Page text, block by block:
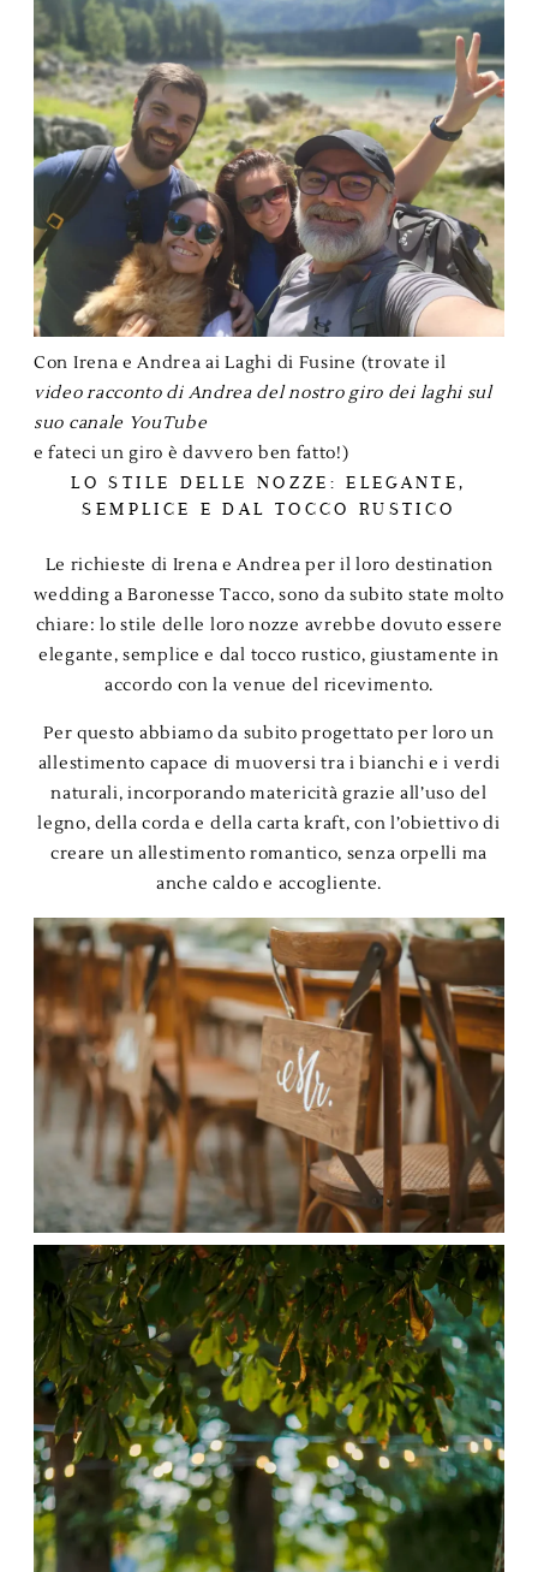
Con Irena e Andrea ai Laghi di Fusine (trovate il
video racconto di Andrea del nostro giro dei laghi sul
suo canale YouTube
e fateci un giro è davvero ben fatto!)
LO STILE DELLE NOZZE: ELEGANTE,
SEMPLICE E DAL TOCCO RUSTICO
Le richieste di Irena e Andrea per il loro destination
wedding a Baronesse Tacco, sono da subito state molto
chiare: lo stile delle loro nozze avrebbe dovuto essere
elegante, semplice e dal tocco rustico, giustamente in
accordo con la venue del ricevimento.
Per questo abbiamo da subito progettato per loro un
allestimento capace di muoversi tra i bianchi e i verdi
naturali, incorporando matericità grazie all’uso del
legno, della corda e della carta kraft, con l’obiettivo di
creare un allestimento romantico, senza orpelli ma
anche caldo e accogliente.